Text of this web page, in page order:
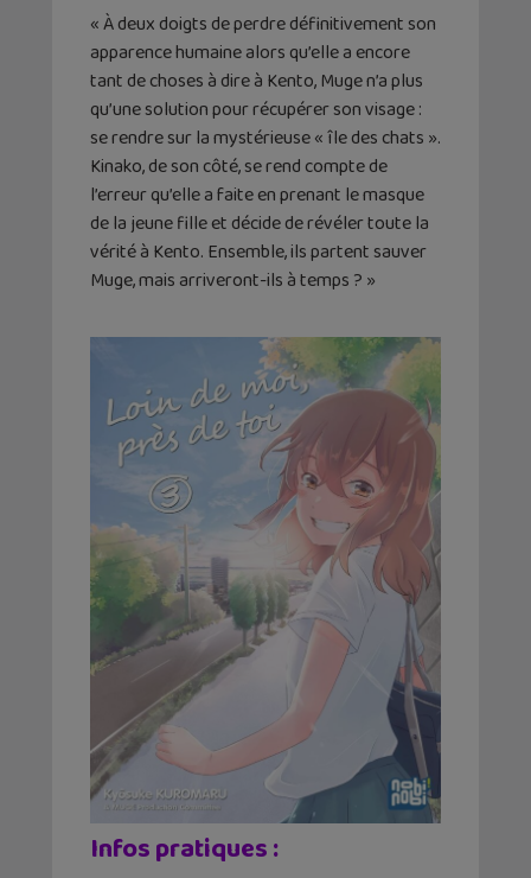
« À deux doigts de perdre définitivement son
apparence humaine alors qu’elle a encore
tant de choses à dire à Kento, Muge n’a plus
qu’une solution pour récupérer son visage :
se rendre sur la mystérieuse « île des chats ».
Kinako, de son côté, se rend compte de
l’erreur qu’elle a faite en prenant le masque
de la jeune fille et décide de révéler toute la
vérité à Kento. Ensemble, ils partent sauver
Muge, mais arriveront-ils à temps ? »
Infos pratiques :